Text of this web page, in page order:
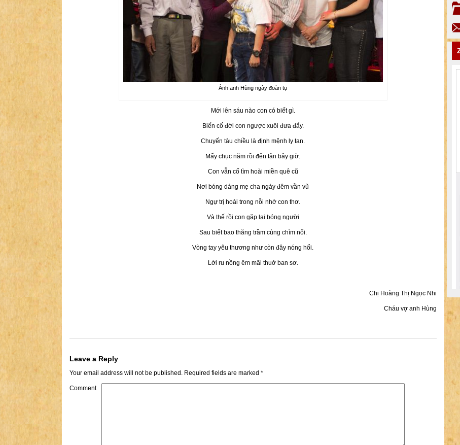
Ảnh anh Hùng ngày đoàn tụ
Mới lên sáu nào con có biết gì.
Biến cố đời con ngược xuôi đưa đẩy.
Chuyến tàu chiều là định mệnh ly tan.
Mấy chục năm rồi đến tận bây giờ.
Con vẫn cố tìm hoài miền quê cũ
Nơi bóng dáng mẹ cha ngày đêm vần vũ
Ngự trị hoài trong nỗi nhớ con thơ.
Và thế rồi con gặp lại bóng người
Sau biết bao thăng trầm cùng chìm nổi.
Vòng tay yêu thương như còn đây nóng hổi.
Lời ru nồng êm mãi thuở ban sơ.
Chị Hoàng Thị Ngọc Nhi
Cháu vợ anh Hùng
Leave a Reply
Your email address will not be published. Required fields are marked *
Comment